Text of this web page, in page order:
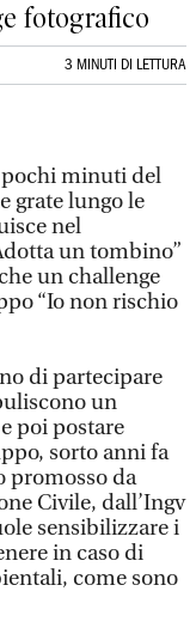
fotografico
3 MINUTI DI LETTURA
minuti del
grate lungo le
nel
un tombino”
un challenge
“Io non rischio
di partecipare
un
poi postare
sorto anni fa
promosso da
Civile, dall’Ingv
sensibilizzare i
in caso di
come sono